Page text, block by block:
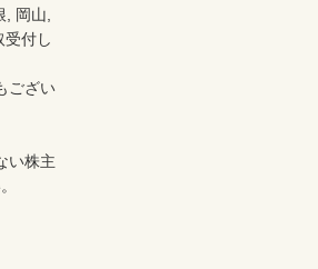
岡山,
付し
ござい
い株主